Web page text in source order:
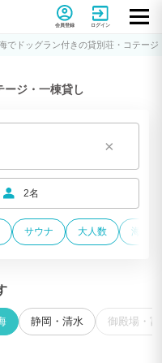
タビルモ)
会員登録 ログイン
でドッグラン付きの貸別荘・コテージ
ージ・一棟貸し
×
2名
サウナ 大人数 海が
静岡・清水 御殿場・